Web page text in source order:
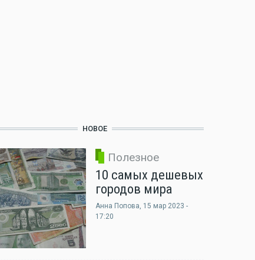
НОВОЕ
Полезное
10 самых дешевых
городов мира
Анна Попова, 15 мар 2023 -
17:20